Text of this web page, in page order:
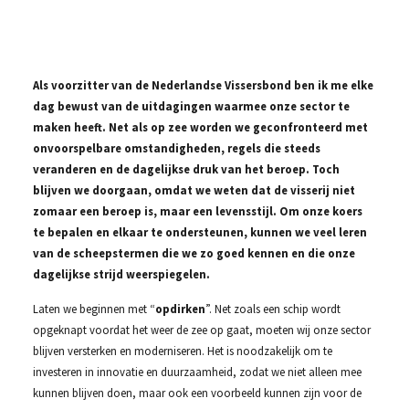
Als voorzitter van de Nederlandse Vissersbond ben ik me elke
dag bewust van de uitdagingen waarmee onze sector te
maken heeft. Net als op zee worden we geconfronteerd met
onvoorspelbare omstandigheden, regels die steeds
veranderen en de dagelijkse druk van het beroep. Toch
blijven we doorgaan, omdat we weten dat de visserij niet
zomaar een beroep is, maar een levensstijl. Om onze koers
te bepalen en elkaar te ondersteunen, kunnen we veel leren
van de scheepstermen die we zo goed kennen en die onze
dagelijkse strijd weerspiegelen.
Laten we beginnen met “opdirken”. Net zoals een schip wordt
opgeknapt voordat het weer de zee op gaat, moeten wij onze sector
blijven versterken en moderniseren. Het is noodzakelijk om te
investeren in innovatie en duurzaamheid, zodat we niet alleen mee
kunnen blijven doen, maar ook een voorbeeld kunnen zijn voor de